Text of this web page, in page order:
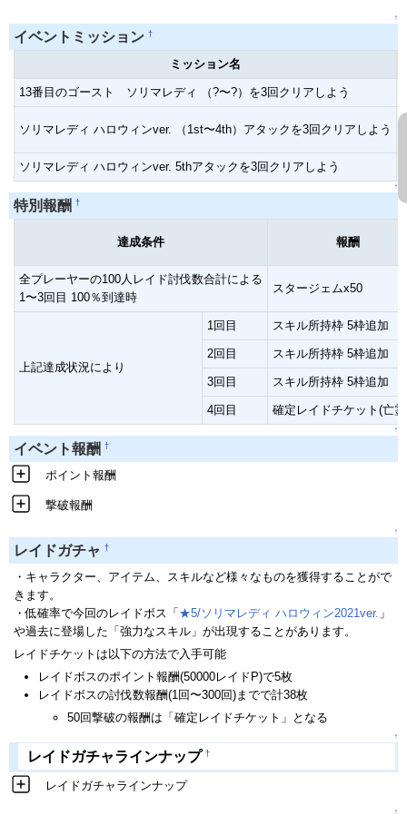
↑
イベントミッション †
ミッション名
13番目のゴースト ソリマレディ （?〜?）を3回クリアしよう
ソリマレディ ハロウィンver. （1st〜4th）アタックを3回クリアしよう
ソリマレディ ハロウィンver. 5thアタックを3回クリアしよう
↑
特別報酬 †
達成条件 報酬
全プレーヤーの100人レイド討伐数合計による
1〜3回目 100％到達時
スタージェムx50
上記達成状況により
1回目 スキル所持枠 5枠追加
2回目 スキル所持枠 5枠追加
3回目 スキル所持枠 5枠追加
4回目 確定レイドチケット(亡
↑
イベント報酬 †
ポイント報酬
撃破報酬
↑
レイドガチャ †
・キャラクター、アイテム、スキルなど様々なものを獲得することがで
きます。
・低確率で今回のレイドボス「 ★5/ソリマレディ ハロウィン2021ver. 」
や過去に登場した「強力なスキル」が出現することがあります。
レイドチケットは以下の方法で入手可能
レイドボスのポイント報酬(50000レイドP)で5枚
レイドボスの討伐数報酬(1回〜300回)までで計38枚
50回撃破の報酬は「確定レイドチケット」となる
↑
レイドガチャラインナップ †
レイドガチャラインナップ
↑